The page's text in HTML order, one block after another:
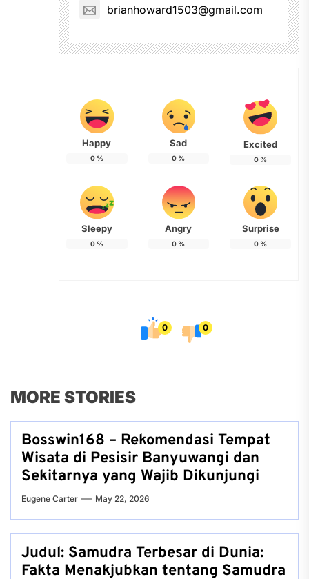
brianhoward1503@gmail.com
Happy
0%
Sad
0 %
Excited
0 %
Sleepy
0%
Angry
0 %
Surprise
0 %
0 0
MORE STORIES
Bosswin168 – Rekomendasi Tempat
Wisata di Pesisir Banyuwangi dan
Sekitarnya yang Wajib Dikunjungi
Eugene Carter May 22, 2026
Judul: Samudra Terbesar di Dunia:
Fakta Menakjubkan tentang Samudra